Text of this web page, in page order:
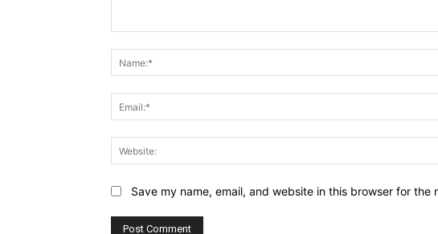
Save my name, email, and website in this browser for the